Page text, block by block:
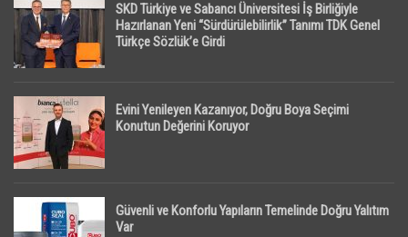
SKD Türkiye ve Sabancı Üniversitesi İş Birliğiyle
Hazırlanan Yeni “Sürdürülebilirlik” Tanımı TDK Genel
Türkçe Sözlük’e Girdi
Evini Yenileyen Kazanıyor, Doğru Boya Seçimi
Konutun Değerini Koruyor
Güvenli ve Konforlu Yapıların Temelinde Doğru Yalıtım
Var